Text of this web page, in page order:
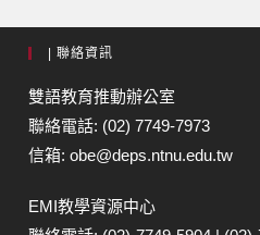
| 聯絡資訊
雙語教育推動辦公室
聯絡電話: (02) 7749-7973
信箱: obe@deps.ntnu.edu.tw
EMI教學資源中心